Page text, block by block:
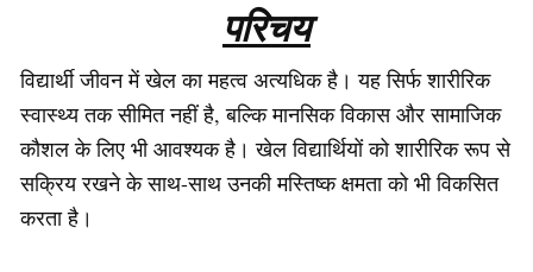
परिचय
विद्यार्थी जीवन में खेल का महत्व अत्यधिक है। यह सिर्फ शारीरिक
स्वास्थ्य तक सीमित नहीं है, बल्कि मानसिक विकास और सामाजिक
कौशल के लिए भी आवश्यक है। खेल विद्यार्थियों को शारीरिक रूप से
सक्रिय रखने के साथ-साथ उनकी मस्तिष्क क्षमता को भी विकसित
करता है।